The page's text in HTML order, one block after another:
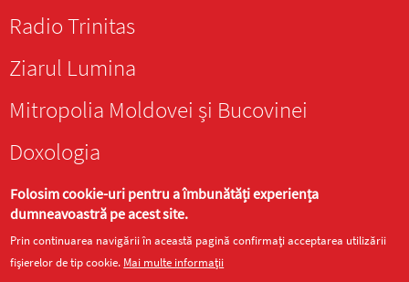
Radio Trinitas
Ziarul Lumina
Mitropolia Moldovei și Bucovinei
Doxologia
Site realizat deDOXOLOGIA MEDIA
Folosim cookie-uri pentru a îmbunătăți experiența
dumneavoastră pe acest site.
Prin continuarea navigării în această pagină confirmați acceptarea utilizării
fișierelor de tip cookie. Mai multe informații